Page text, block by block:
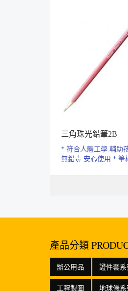
三角珠光鉛筆2B
* 符合人體工學.輔助
無鉛毒.安心使用 * 筆
產品分類
辦公用品 證件套
工程製圖 地球儀系